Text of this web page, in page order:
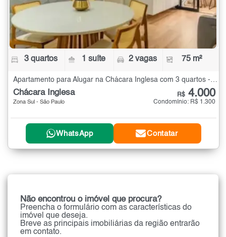
3 quartos 1 suíte 2 vagas 75 m²
Apartamento para Alugar na Chácara Inglesa com 3 quartos - 75 m²
Chácara Inglesa
Zona Sul - São Paulo
R$ 4.000
Condomínio: R$ 1.300
WhatsApp Contatar
Não encontrou o imóvel que procura?
Preencha o formulário com as características do
imóvel que deseja.
Breve as principais imobiliárias da região entrarão
em contato.